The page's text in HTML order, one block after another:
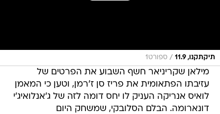
תיקתקנו, 11.9 / ספורט1
מילאן שקריניאר חשף השבוע את הפרטים של
עזיבתו הפתאומית את פריז סן ז'רמן, וטען כי המאמן
לואיס אנריקה העניק לו יחס דומה לזה של ג'אנלואיג'י
דונארומה. הבלם הסלובקי, שמשחק היום